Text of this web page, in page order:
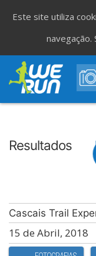
Resultados
de São Romão
Cascais Trail
15 de Abril, 2018
Este site utiliza
navegação.